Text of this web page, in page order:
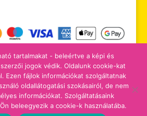
adomány/támogatás
tartalmakat - beleértve a képi és
jogok védik. Oldalunk cookie-kat
Ezen fájlok információkat szolgáltatnak
oldallátogatási szokásairól, de nem
információkat. Szolgáltatásaink
beleegyezik a cookie-k használatába.